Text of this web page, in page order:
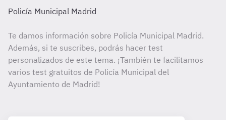
Policía Municipal Madrid
Te damos información sobre Policía Municipal Madrid.
Además, si te suscribes, podrás hacer test
personalizados de este tema. ¡También te facilitamos
varios test gratuitos de Policía Municipal del
Ayuntamiento de Madrid!